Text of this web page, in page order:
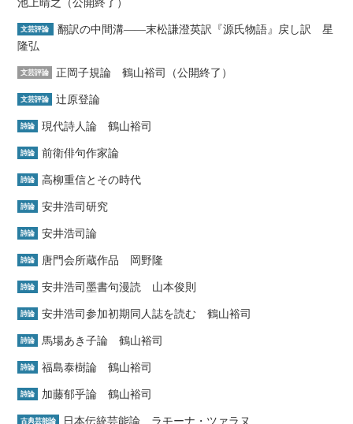
文芸評論
翻訳の中間溝――末松謙澄英訳『源氏物語』戻し訳 星
隆弘
文芸評論 正岡子規論 鶴山裕司（公開終了）
文芸評論 辻原登論
詩論 現代詩人論 鶴山裕司
詩論 前衛俳句作家論
詩論 高柳重信とその時代
詩論 安井浩司研究
詩論 安井浩司論
詩論 唐門会所蔵作品 岡野隆
詩論 安井浩司墨書句漫読 山本俊則
詩論 安井浩司参加初期同人誌を読む 鶴山裕司
詩論 馬場あき子論 鶴山裕司
詩論 福島泰樹論 鶴山裕司
詩論 加藤郁乎論 鶴山裕司
古典芸能論